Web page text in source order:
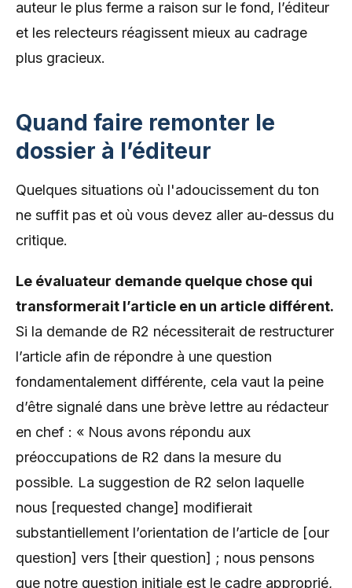
auteur le plus ferme a raison sur le fond, l’éditeur
et les relecteurs réagissent mieux au cadrage
plus gracieux.
Quand faire remonter le
dossier à l’éditeur
Quelques situations où l'adoucissement du ton
ne suffit pas et où vous devez aller au-dessus du
critique.
Le évaluateur demande quelque chose qui
transformerait l’article en un article différent.
Si la demande de R2 nécessiterait de restructurer
l’article afin de répondre à une question
fondamentalement différente, cela vaut la peine
d’être signalé dans une brève lettre au rédacteur
en chef : « Nous avons répondu aux
préoccupations de R2 dans la mesure du
possible. La suggestion de R2 selon laquelle
nous [requested change] modifierait
substantiellement l’orientation de l’article de [our
question] vers [their question] ; nous pensons
que notre question initiale est le cadre approprié,